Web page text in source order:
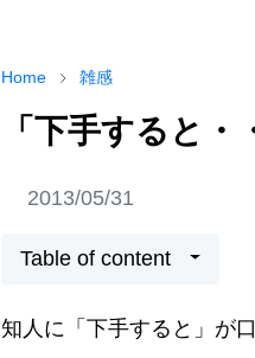
Home 雑感
「下手すると
2013/05/31
Table of content
知人に「下手すると」が